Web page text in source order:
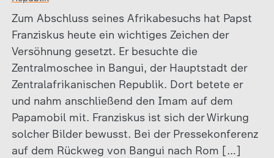
Zum Abschluss seines Afrikabesuchs hat Papst
Franziskus heute ein wichtiges Zeichen der
Versöhnung gesetzt. Er besuchte die
Zentralmoschee in Bangui, der Hauptstadt der
Zentralafrikanischen Republik. Dort betete er
und nahm anschließend den Imam auf dem
Papamobil mit. Franziskus ist sich der Wirkung
solcher Bilder bewusst. Bei der Pressekonferenz
auf dem Rückweg von Bangui nach Rom […]